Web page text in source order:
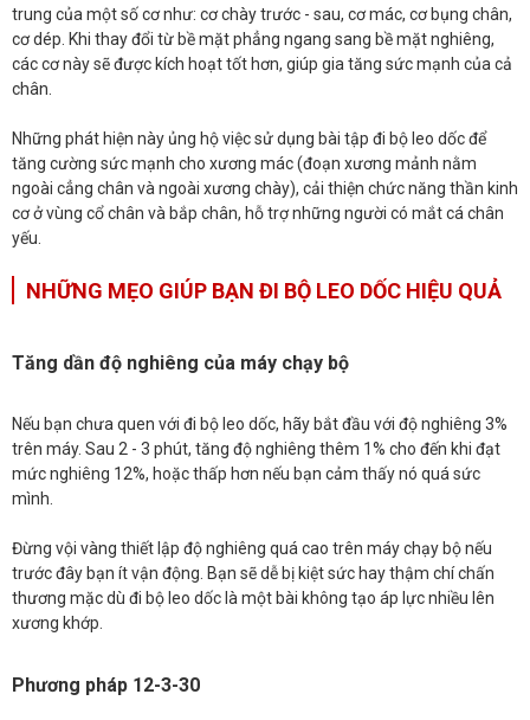
trung của một số cơ như: cơ chày trước - sau, cơ mác, cơ bụng chân,
cơ dép. Khi thay đổi từ bề mặt phẳng ngang sang bề mặt nghiêng,
các cơ này sẽ được kích hoạt tốt hơn, giúp gia tăng sức mạnh của cả
chân.
Những phát hiện này ủng hộ việc sử dụng bài tập đi bộ leo dốc để
tăng cường sức mạnh cho xương mác (đoạn xương mảnh nằm
ngoài cẳng chân và ngoài xương chày), cải thiện chức năng thần kinh
cơ ở vùng cổ chân và bắp chân, hỗ trợ những người có mắt cá chân
yếu.
NHỮNG MẸO GIÚP BẠN ĐI BỘ LEO DỐC HIỆU QUẢ
Tăng dần độ nghiêng của máy chạy bộ
Nếu bạn chưa quen với đi bộ leo dốc, hãy bắt đầu với độ nghiêng 3%
trên máy. Sau 2 - 3 phút, tăng độ nghiêng thêm 1% cho đến khi đạt
mức nghiêng 12%, hoặc thấp hơn nếu bạn cảm thấy nó quá sức
mình.
Đừng vội vàng thiết lập độ nghiêng quá cao trên máy chạy bộ nếu
trước đây bạn ít vận động. Bạn sẽ dễ bị kiệt sức hay thậm chí chấn
thương mặc dù đi bộ leo dốc là một bài không tạo áp lực nhiều lên
xương khớp.
Phương pháp 12-3-30